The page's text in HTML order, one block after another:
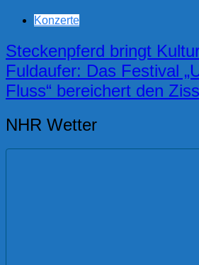
Konzerte
Steckenpferd bringt
Fuldaufer: Das Festival
Fluss“ bereichert den
NHR Wetter